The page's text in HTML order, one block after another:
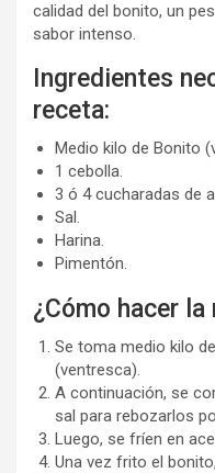
calidad del bonito, un
sabor intenso.
Ingredientes
receta:
Medio kilo de Bonito
1 cebolla.
3 ó 4 cucharadas de
Sal.
Harina.
Pimentón.
¿Cómo hacer
Se toma medio kilo
(ventresca).
A continuación, se
sal para rebozarlos
Luego, se fríen en
Una vez frito el